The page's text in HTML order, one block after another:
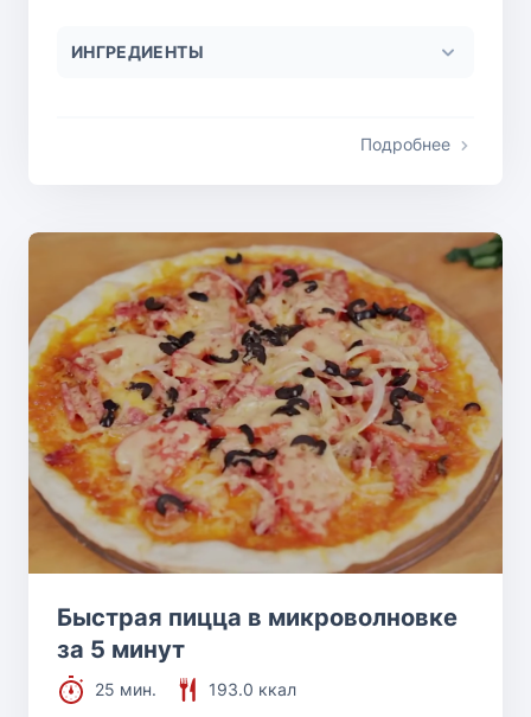
ИНГРЕДИЕНТЫ
Подробнее
Быстрая пицца в микроволновке
за 5 минут
25 мин. 193.0 ккал